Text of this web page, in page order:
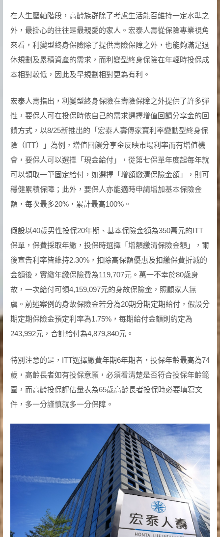
在人生壓軸階段，高齡族群除了考慮生活能否維持一定水準之
外，最掛心的往往是最親愛的家人。宏泰人壽從保險專業視角
來看，利變型終身保險除了提供壽險保障之外，也能夠滿足退
休規劃及累積資產的需求，而利變型終身保險在年輕時投保成
本相對較低，因此及早規劃相對更為有利。
宏泰人壽指出，利變型終身保險在壽險保障之外提供了許多彈
性，要保人可在投保時依自己的需求選擇增值回饋分享金的回
饋方式，以8/25新推出的「宏泰人壽傳家寶利率變動型終身保
險（ITT）」為例，增值回饋分享金反映市場利率而有增值機
會，要保人可以選擇「現金給付」，從第七保單年度起每年就
可以領取一筆固定給付，如選擇「增額繳清保險金額」，則可
穩健累積保障；此外，要保人亦能適時申請增加基本保險金
額，每次最多20%，累計最高100%。
假設以40歲男性投保20年期、基本保險金額為350萬元的ITT
保單，保費採取年繳，投保時選擇「增額繳清保險金額」，爾
後宣告利率皆維持2.30%，扣除高保額優惠及扣繳保費折減的
金額後，實繳年繳保險費為119,707元。萬一不幸於80歲身
故，一次給付可領4,159,097元的身故保險金，照顧家人無
虞。前述案例的身故保險金若分為20期分期定期給付，假設分
期定期保險金預定利率為1.75%，每期給付金額則約定為
243,992元，合計給付為4,879,840元。
特別注意的是，ITT選擇繳費年期6年期者，投保年齡最高為74
歲，高齡長者如有投保意願，必須看清楚是否符合投保年齡範
圍，而高齡投保評估量表為65歲高齡長者投保時必要填寫文
件，多一分謹慎就多一分保障。